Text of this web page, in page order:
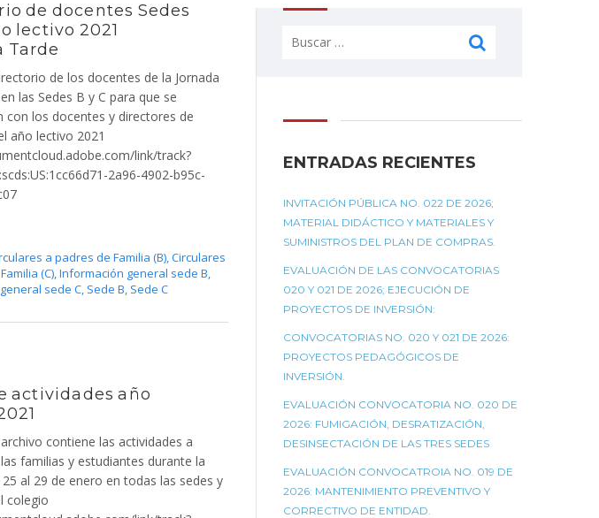
de docentes Sedes
lectivo 2021
Tarde
de los docentes de la Jornada
las Sedes B y C para que se
con los docentes y directores de
año lectivo 2021
link/track?
2a96-4902-b95c-
a padres de Familia (B),Circulares
(C),Información general sede B,
sede C, Sede B, Sede C
actividades año
contiene las actividades a
familias y estudiantes durante la
al 29 de enero en todas las sedes y
colegio
Buscar:
ENTRADAS RECIENTES
INVITACIÓN PÚBLICA NO. 022 DE 2026;
MATERIAL DIDÁCTICO Y MATERIALES Y
SUMINISTROS DEL PLAN DE COMPRAS.
EVALUACIÓN DE LAS CONVOCATORIAS
020 Y 021 DE 2026; EJECUCIÓN DE
PROYECTOS DE INVERSIÓN:
CONVOCATORIAS NO. 020 Y 021 DE 2026:
PROYECTOS PEDAGÓGICOS DE
INVERSIÓN.
EVALUACIÓN CONVOCATORIA NO. 020 DE
2026: FUMIGACIÓN, DESRATIZACIÓN,
DESINSECTACIÓN DE LAS TRES SEDES
EVALUACIÓN CONVOCATROIA NO. 019 DE
2026: MANTENIMIENTO PREVENTIVO Y
CORRECTIVO DE ENTIDAD.